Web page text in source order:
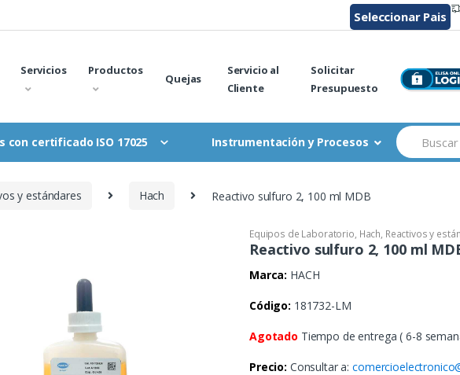
Seleccionar Pais
Servicios Productos
Quejas
Servicio al
Cliente
Solicitar
Presupuesto
con certificado ISO 17025 Instrumentación y Procesos
Buscar:
y estándares Hach Reactivo sulfuro 2, 100 ml MDB
Equipos de Laboratorio, Hach, Reactivos y
Reactivo sulfuro 2, 100 ml
Marca: HACH
Código: 181732-LM
Agotado Tiempo de entrega ( 6-8
Precio: Consultar a: